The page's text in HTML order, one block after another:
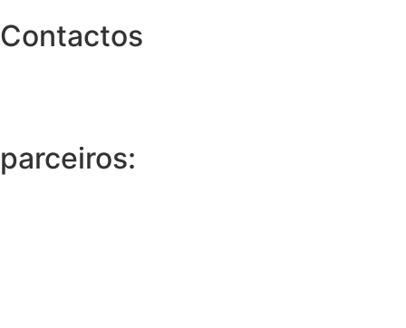
Contactos
parceiros: